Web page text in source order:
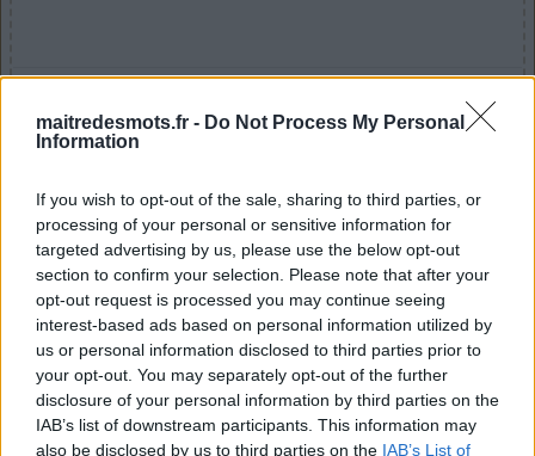
maitredesmots.fr - Do Not Process My Personal
Information
If you wish to opt-out of the sale, sharing to third parties, or
processing of your personal or sensitive information for
targeted advertising by us, please use the below opt-out
section to confirm your selection. Please note that after your
opt-out request is processed you may continue seeing
interest-based ads based on personal information utilized by
us or personal information disclosed to third parties prior to
your opt-out. You may separately opt-out of the further
disclosure of your personal information by third parties on the
IAB’s list of downstream participants. This information may
also be disclosed by us to third parties on the IAB’s List of
Sélectionnez votre puzzle :